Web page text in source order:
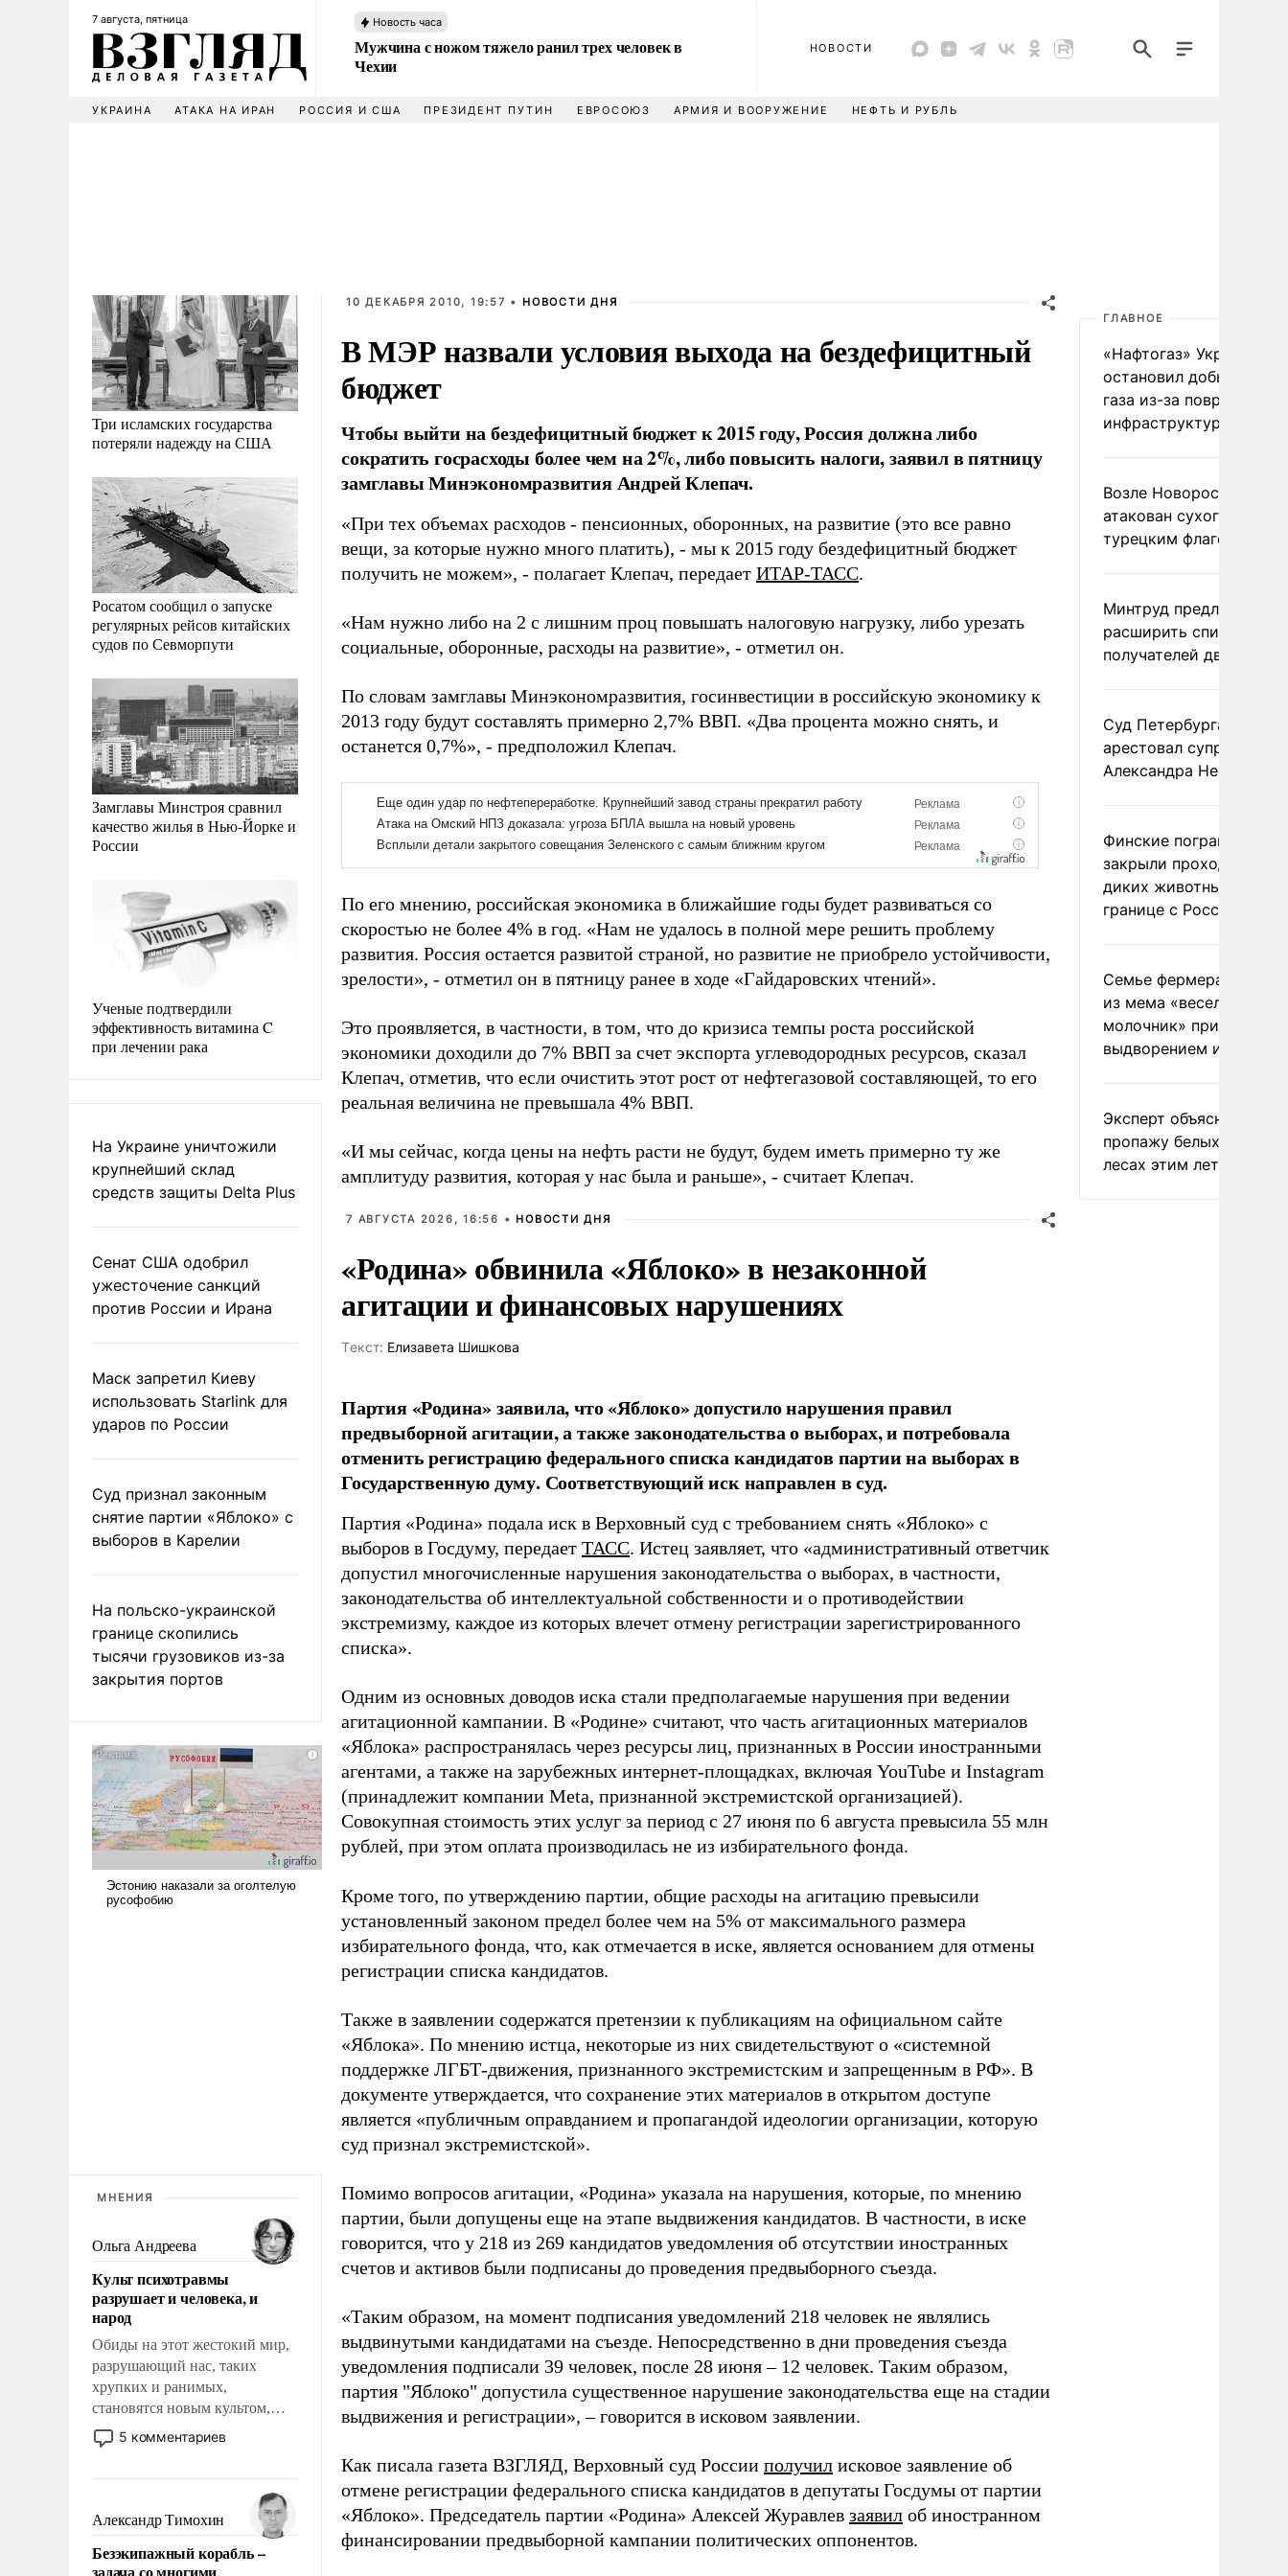
7 августа, пятница Новость часа
Мужчина с ножом тяжело ранил трех человек в
Чехии
НОВОСТИ
УКРАИНА АТАКА НА ИРАН РОССИЯ И США ПРЕЗИДЕНТ ПУТИН ЕВРОСОЮЗ АРМИЯ И ВООРУЖЕНИЕ НЕФТЬ И РУБЛЬ
Три исламских государства
потеряли надежду на США
Росатом сообщил о запуске
регулярных рейсов китайских
судов по Севморпути
Замглавы Минстроя сравнил
качество жилья в Нью-Йорке и
России
Ученые подтвердили
эффективность витамина C
при лечении рака
На Украине уничтожили
крупнейший склад
средств защиты Delta Plus
Сенат США одобрил
ужесточение санкций
против России и Ирана
Маск запретил Киеву
использовать Starlink для
ударов по России
Суд признал законным
снятие партии «Яблоко» с
выборов в Карелии
На польско-украинской
границе скопились
тысячи грузовиков из-за
закрытия портов
МНЕНИЯ
Ольга Андреева
Культ психотравмы
разрушает и человека, и
народ
Обиды на этот жестокий мир,
разрушающий нас, таких
хрупких и ранимых,
становятся новым культом,
постепенно вытесняя и
отменяя традиционное
мужественным и твердым под
ударами судьбы, брать на себя
ответственность, помогать
слабым, идти вперед и
5 комментариев
Александр Тимохин
Безэкипажный корабль –
задача со многими
10 ДЕКАБРЯ 2010, 19:57 • НОВОСТИ ДНЯ
В МЭР назвали условия выхода на бездефицитный
бюджет
Чтобы выйти на бездефицитный бюджет к 2015 году, Россия должна либо
сократить госрасходы более чем на 2%, либо повысить налоги, заявил в пятницу
замглавы Минэкономразвития Андрей Клепач.
«При тех объемах расходов - пенсионных, оборонных, на развитие (это все равно
вещи, за которые нужно много платить), - мы к 2015 году бездефицитный бюджет
получить не можем», - полагает Клепач, передает ИТАР-ТАСС.
«Нам нужно либо на 2 с лишним проц повышать налоговую нагрузку, либо урезать
социальные, оборонные, расходы на развитие», - отметил он.
По словам замглавы Минэкономразвития, госинвестиции в российскую экономику к
2013 году будут составлять примерно 2,7% ВВП. «Два процента можно снять, и
останется 0,7%», - предположил Клепач.
По его мнению, российская экономика в ближайшие годы будет развиваться со
скоростью не более 4% в год. «Нам не удалось в полной мере решить проблему
развития. Россия остается развитой страной, но развитие не приобрело устойчивости,
зрелости», - отметил он в пятницу ранее в ходе «Гайдаровских чтений».
Это проявляется, в частности, в том, что до кризиса темпы роста российской
экономики доходили до 7% ВВП за счет экспорта углеводородных ресурсов, сказал
Клепач, отметив, что если очистить этот рост от нефтегазовой составляющей, то его
реальная величина не превышала 4% ВВП.
«И мы сейчас, когда цены на нефть расти не будут, будем иметь примерно ту же
амплитуду развития, которая у нас была и раньше», - считает Клепач.
7 АВГУСТА 2026, 16:56 • НОВОСТИ ДНЯ
«Родина» обвинила «Яблоко» в незаконной
агитации и финансовых нарушениях
Tекст: Елизавета Шишкова
Партия «Родина» заявила, что «Яблоко» допустило нарушения правил
предвыборной агитации, а также законодательства о выборах, и потребовала
отменить регистрацию федерального списка кандидатов партии на выборах в
Государственную думу. Соответствующий иск направлен в суд.
Партия «Родина» подала иск в Верховный суд с требованием снять «Яблоко» с
выборов в Госдуму, передает ТАСС. Истец заявляет, что «административный ответчик
допустил многочисленные нарушения законодательства о выборах, в частности,
законодательства об интеллектуальной собственности и о противодействии
экстремизму, каждое из которых влечет отмену регистрации зарегистрированного
списка».
Одним из основных доводов иска стали предполагаемые нарушения при ведении
агитационной кампании. В «Родине» считают, что часть агитационных материалов
«Яблока» распространялась через ресурсы лиц, признанных в России иностранными
агентами, а также на зарубежных интернет-площадках, включая YouTube и Instagram
(принадлежит компании Meta, признанной экстремистской организацией).
Совокупная стоимость этих услуг за период с 27 июня по 6 августа превысила 55 млн
рублей, при этом оплата производилась не из избирательного фонда.
Кроме того, по утверждению партии, общие расходы на агитацию превысили
установленный законом предел более чем на 5% от максимального размера
избирательного фонда, что, как отмечается в иске, является основанием для отмены
регистрации списка кандидатов.
Также в заявлении содержатся претензии к публикациям на официальном сайте
«Яблока». По мнению истца, некоторые из них свидетельствуют о «системной
поддержке ЛГБТ-движения, признанного экстремистским и запрещенным в РФ». В
документе утверждается, что сохранение этих материалов в открытом доступе
является «публичным оправданием и пропагандой идеологии организации, которую
суд признал экстремистской».
Помимо вопросов агитации, «Родина» указала на нарушения, которые, по мнению
партии, были допущены еще на этапе выдвижения кандидатов. В частности, в иске
говорится, что у 218 из 269 кандидатов уведомления об отсутствии иностранных
счетов и активов были подписаны до проведения предвыборного съезда.
«Таким образом, на момент подписания уведомлений 218 человек не являлись
выдвинутыми кандидатами на съезде. Непосредственно в дни проведения съезда
уведомления подписали 39 человек, после 28 июня – 12 человек. Таким образом,
партия "Яблоко" допустила существенное нарушение законодательства еще на стадии
выдвижения и регистрации», – говорится в исковом заявлении.
Как писала газета ВЗГЛЯД, Верховный суд России получил исковое заявление об
отмене регистрации федерального списка кандидатов в депутаты Госдумы от партии
«Яблоко». Председатель партии «Родина» Алексей Журавлев заявил об иностранном
финансировании предвыборной кампании политических оппонентов.
ГЛАВНОЕ
«Нафтогаз» Украины
остановил добычу
газа из-за повреждения
инфраструктуры
Возле Новороссийска
атакован сухогруз под
турецким флагом
Минтруд предложил
расширить список
получателей двух
Суд Петербурга заочно
арестовал супругу
Александра Невзорова
Финские пограничники
закрыли проходы для
диких животных на
границе с Россией
Семье фермера
из мема «веселый
молочник» пригрозили
выдворением из
Эксперт объяснил
пропажу белых грибов
лесах этим летом